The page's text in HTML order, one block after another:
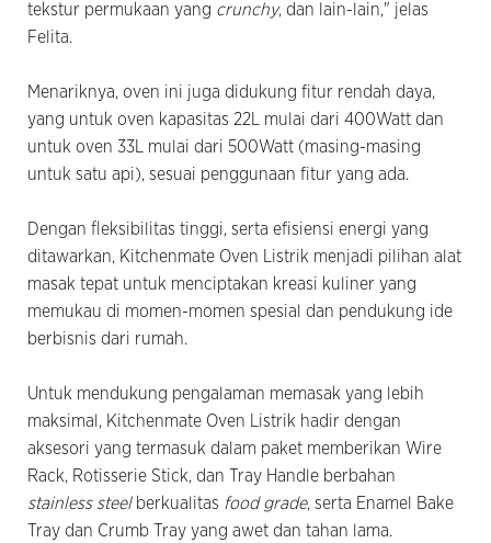
tekstur permukaan yang crunchy, dan lain-lain," jelas
Felita.
Menariknya, oven ini juga didukung fitur rendah daya,
yang untuk oven kapasitas 22L mulai dari 400Watt dan
untuk oven 33L mulai dari 500Watt (masing-masing
untuk satu api), sesuai penggunaan fitur yang ada.
Dengan fleksibilitas tinggi, serta efisiensi energi yang
ditawarkan, Kitchenmate Oven Listrik menjadi pilihan alat
masak tepat untuk menciptakan kreasi kuliner yang
memukau di momen-momen spesial dan pendukung ide
berbisnis dari rumah.
Untuk mendukung pengalaman memasak yang lebih
maksimal, Kitchenmate Oven Listrik hadir dengan
aksesori yang termasuk dalam paket memberikan Wire
Rack, Rotisserie Stick, dan Tray Handle berbahan
stainless steelberkualitas food grade, serta Enamel Bake
Tray dan Crumb Tray yang awet dan tahan lama.